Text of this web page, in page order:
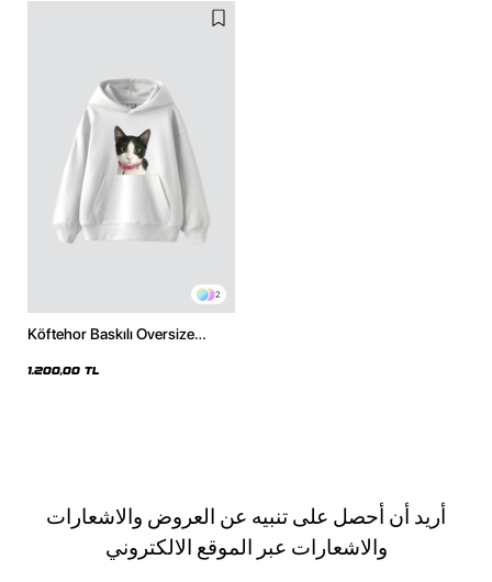
2
Köftehor Baskılı Oversize
1.200,00 TL
أريد أن أحصل على تنبيه عن العروض والاشعارات
والاشعارات عبر الموقع الالكتروني